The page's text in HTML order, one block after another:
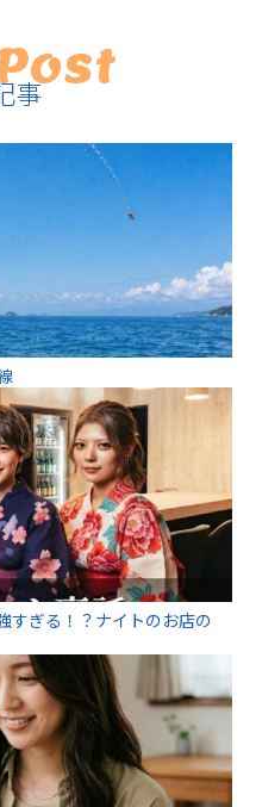
事
すぎる！？ナイトのお店の